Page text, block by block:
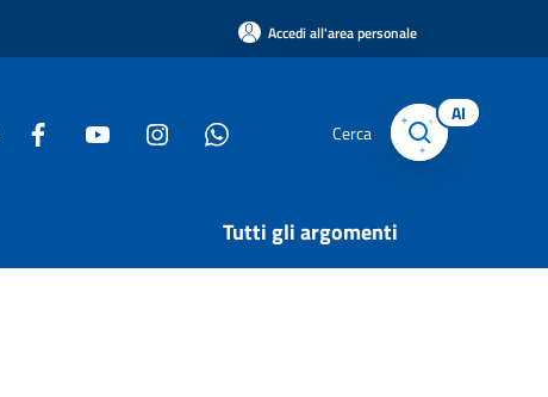
Accedi all'area personale
Cerca
AI
Tutti gli argomenti